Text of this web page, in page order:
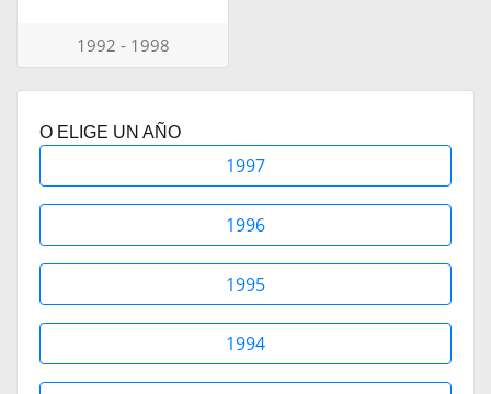
1992 - 1998
O ELIGE UN AÑO
1997
1996
1995
1994